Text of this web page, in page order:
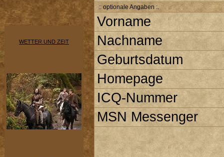
WETTER UND ZEIT
:: optionale Angaben :.
Vorname
Nachname
Geburtsdatum
Homepage
ICQ-Nummer
MSN Messenger